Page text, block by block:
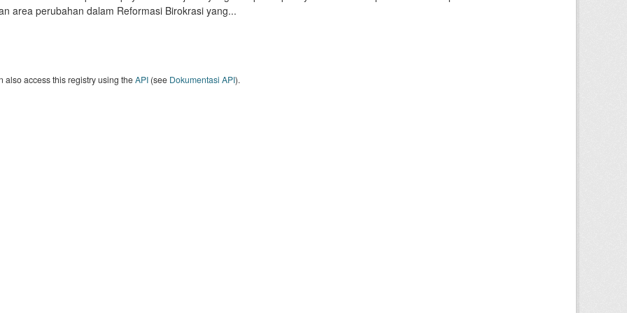
area perubahan dalam Reformasi Birokrasi yang...
also access this registry using theAPI(see Dokumentasi API).